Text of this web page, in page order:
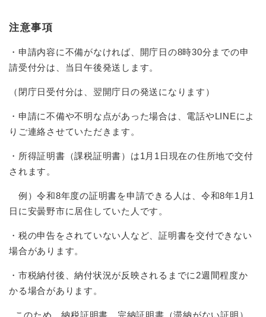
注意事項
・申請内容に不備がなければ、開庁日の8時30分までの申
請受付分は、当日午後発送します。
（閉庁日受付分は、翌開庁日の発送になります）
・申請に不備や不明な点があった場合は、電話やLINEによ
りご連絡させていただきます。
・所得証明書（課税証明書）は1月1日現在の住所地で交付
されます。
例）令和8年度の証明書を申請できる人は、令和8年1月1
日に安曇野市に居住していた人です。
・税の申告をされていない人など、証明書を交付できない
場合があります。
・市税納付後、納付状況が反映されるまでに2週間程度か
かる場合があります。